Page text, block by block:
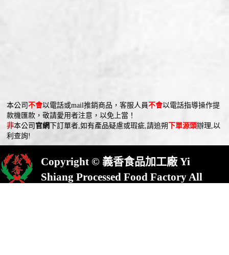
東港分局 崁頂分駐所 關心您~
過年天氣冷颼颼，麻油與麻醬是中國人圍爐必備調味。芝麻中含有
豐富的胱氨酸和維生素B和E，芝麻中的蛋白質、植物性脂肪、蛋
黃素、鈣、磷、鐵等營養價值很高，自古有云「一勺芝麻醬勝過三
本公司不會以電話或mail推銷商品，客服人員不會以電話指導操作提
款機匯款，敬請愛用者注意，以免上當！
非本公司 官網 下訂單者,如有產品疑慮或瑕疵,請追朔 下單源頭辦理,以
利查詢!
Copyright © 義香食品加工廠 Yi
Shiang Processed Food Factory All